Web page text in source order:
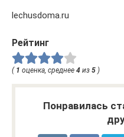
lechusdoma.ru
Рейтинг
( 1 оценка, среднее 4 из 5 )
Понравилась